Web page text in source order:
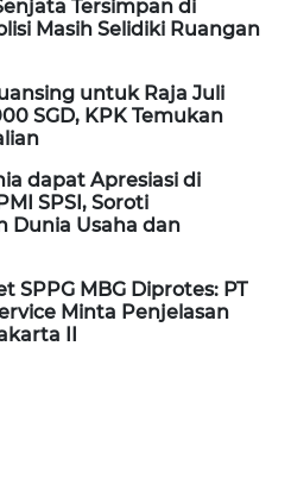
Tersimpan di
Masih Selidiki Ruangan
untuk Raja Juli
SGD, KPK Temukan
dapat Apresiasi di
SPSI, Soroti
Dunia Usaha dan
SPPG MBG Diprotes: PT
Minta Penjelasan
II